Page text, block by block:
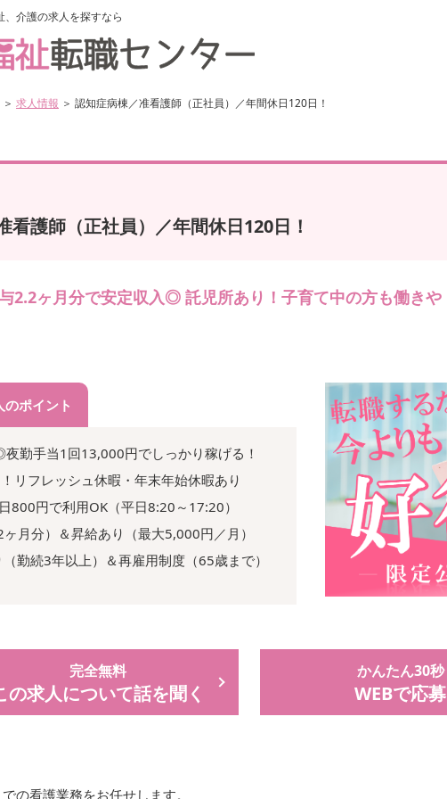
介護の求人を探すなら
＞ 求人情報 ＞ 認知症病棟／准看護師（正社員）／年間休日120日！
看護師（正社員）／年間休日120日！
2.2ヶ月分で安定収入◎ 託児所あり！子育て中の方も働きや
のポイント
勤手当1回13,000円でしっかり稼げる！
リフレッシュ休暇・年末年始休暇あり
800円で利用OK（平日8:20～17:20）
月分）＆昇給あり（最大5,000円／月）
勤続3年以上）＆再雇用制度（65歳まで）
完全無料
の求人について話を聞く
かんたん30秒
WEBで応募
の看護業務をお任せします。